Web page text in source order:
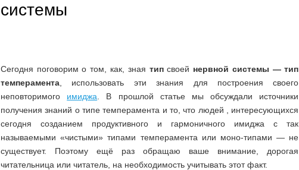
системы
Сегодня поговорим о том, как, зная типсвоей нервной системы — тип
темперамента, использовать эти знания для построения своего
неповторимого имиджа . В прошлой статье мы обсуждали источники
получения знаний о типе темперамента и то, что людей , интересующихся
сегодня созданием продуктивного и гармоничного имиджа с так
называемыми «чистыми» типами темперамента или моно-типами — не
существует. Поэтому ещё раз обращаю ваше внимание, дорогая
читательница или читатель, на необходимость учитывать этот факт.